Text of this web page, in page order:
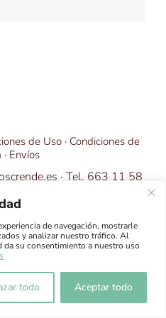
de navegación, mostrarle
y analizar nuestro tráfico. Al
da su consentimiento a nuestro uso
todo Aceptar todo
de Uso · Condiciones de
· Envíos
· Tel. 663 11 58